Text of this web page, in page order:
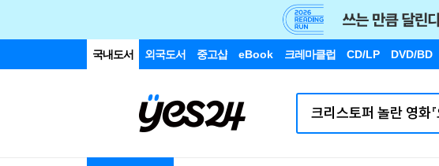
국내도서 외국도서 중고샵 eBook 크레마클럽 CD/LP DVD/BD